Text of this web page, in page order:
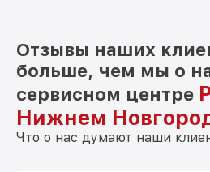
Отзывы наших
больше, чем мы о
сервисном центре
Нижнем
Что о нас думают наши